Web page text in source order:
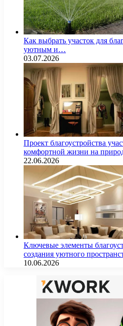
Как выбрать участок для
уютным и…
03.07.2026
Проект благоустройства
комфортной жизни на
22.06.2026
Ключевые элементы
создания уютного
10.06.2026